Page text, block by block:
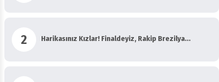
2 Harikasınız Kızlar! Finaldeyiz, Rakip Brezilya...